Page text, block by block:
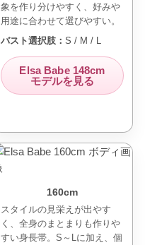
象を作り分けやすく、好みや
用途に合わせて選びやすい。
バスト選択肢： S / M / L
Elsa Babe 148cm
モデルを見る
160cm
スタイルの見栄えが出やす
く、全身のまとまりも作りや
すい身長帯。S～Lに加え、個